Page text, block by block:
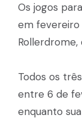
Os jogos
em fevereiro
Rollerdrome,
Todos os
entre 6 de
enquanto